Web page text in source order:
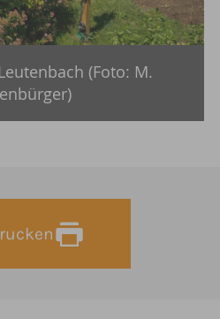
(Foto: M.